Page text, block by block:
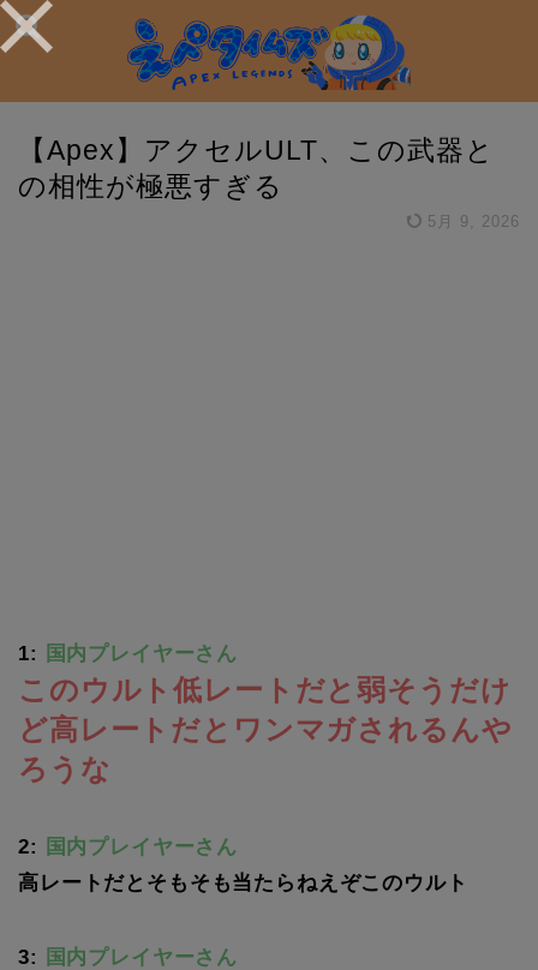
【Apex】アクセルULT、この武器と
の相性が極悪すぎる
5月 9, 2026
1: 国内プレイヤーさん
このウルト低レートだと弱そうだけ
ど高レートだとワンマガされるんや
ろうな
2:
国内プレイヤーさん
高レートだとそもそも当たらねえぞこのウルト
3:
国内プレイヤーさん